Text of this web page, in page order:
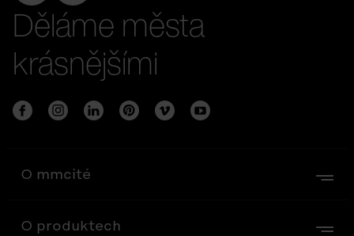
Děláme města
krásnějšími
O mmcité
O produktech